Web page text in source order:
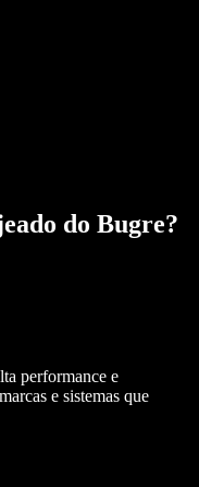
do Bugre?
performance e
e sistemas que